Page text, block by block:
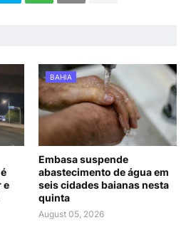
e
BAHIA
Embasa suspende
abastecimento de água em
seis cidades baianas nesta
quinta
August 05, 2026